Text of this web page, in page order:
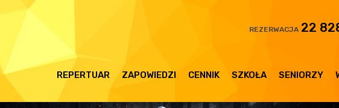
REZERWACJA 22
REPERTUAR ZAPOWIEDZI CENNIK SZKOŁA SENIORZY